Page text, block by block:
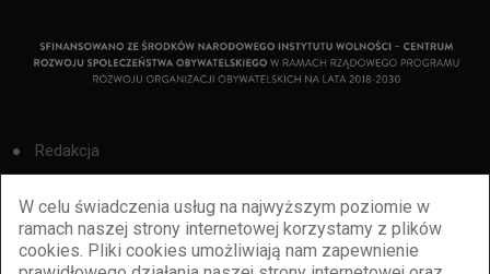
W celu świadczenia usług na najwyższym poziomie w
ramach naszej strony internetowej korzystamy z plików
cookies. Pliki cookies umożliwiają nam zapewnienie
Redakcja
Cookies
Reklama